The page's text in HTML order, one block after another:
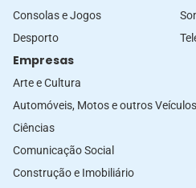
Consolas e Jogos
Desporto
Empresas
Arte e Cultura
Automóveis, Motos e outros Veículos
Ciências
Comunicação Social
Construção e Imobiliário